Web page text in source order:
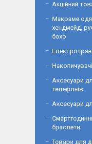
Акційний
Макраме
хендмейд,
бохо
Аксесуари
телефонів
Аксесуари
браслети
Товари для